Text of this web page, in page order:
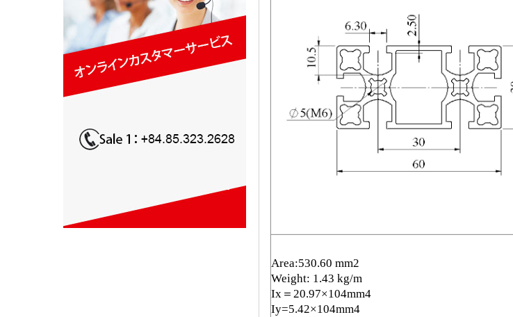
Area:530.60 mm2
Weight: 1.43 kg/m
Ix＝20.97×104mm4
Iy=5.42×104mm4